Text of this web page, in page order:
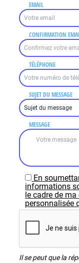
EMAIL
CONFIRMATION
TÉLÉPHONE
SUJET DU MESSAGE
MESSAGE
En
informations
le cadre de
personnalisée
Il se peut que la